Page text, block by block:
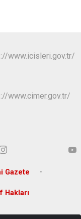
Gazete
Hakları